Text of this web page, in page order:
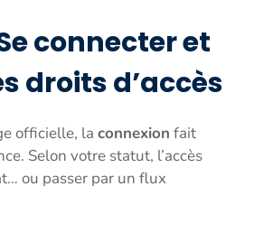
connecter et
droits d’accès
officielle, la connexion fait
Selon votre statut, l’accès
ou passer par un flux